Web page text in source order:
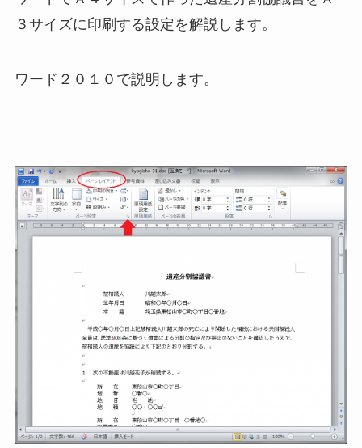
３サイズに印刷する設定を解説します。
ワード２０１０で説明します。